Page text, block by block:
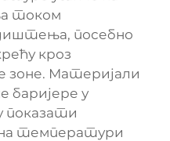
током
посебно
кроз
зоне. Материјали
баријере у
показати
температури